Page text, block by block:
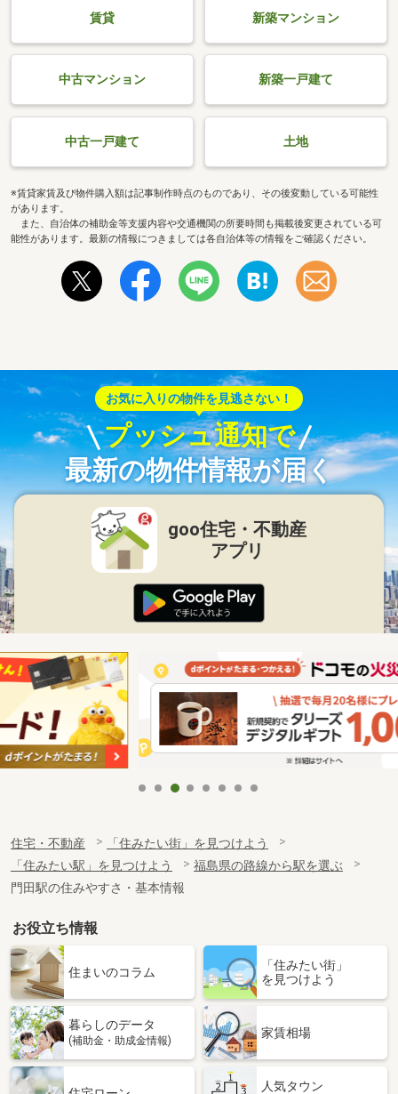
賃貸 新築マンション
中古マンション 新築一戸建て
中古一戸建て 土地
※賃貸家賃及び物件購入額は記事制作時点のものであり、その後変動している可能性
があります。
また、自治体の補助金等支援内容や交通機関の所要時間も掲載後変更されている可
能性があります。最新の情報につきましては各自治体等の情報をご確認ください。
お気に入りの物件を見逃さない！
プッシュ通知で
最新の物件情報が届く
goo住宅・不動産
アプリ
住宅・不動産
「住みたい街」を見つけよう
「住みたい駅」を見つけよう
福島県の路線から駅を選ぶ
門田駅の住みやすさ・基本情報
お役立ち情報
住まいのコラム
「住みたい街」
を見つけよう
暮らしのデータ
(補助金・助成金情報)
家賃相場
人気タウン